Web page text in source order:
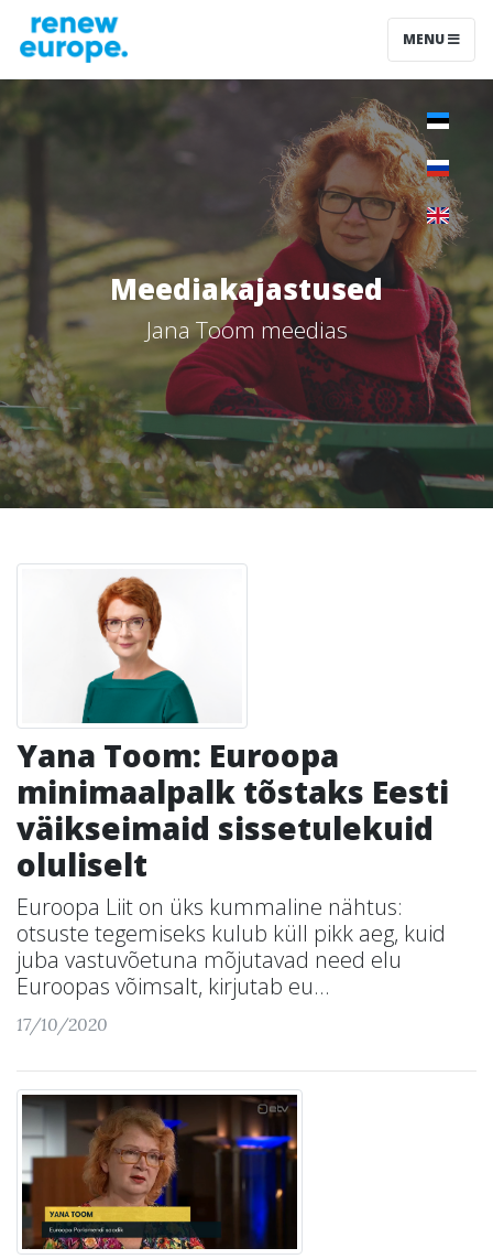
MENU
Meediakajastused
Jana Toom meedias
Yana Toom: Euroopa
minimaalpalk tõstaks Eesti
väikseimaid sissetulekuid
oluliselt
Euroopa Liit on üks kummaline nähtus:
otsuste tegemiseks kulub küll pikk aeg, kuid
juba vastuvõetuna mõjutavad need elu
Euroopas võimsalt, kirjutab eu...
17/10/2020